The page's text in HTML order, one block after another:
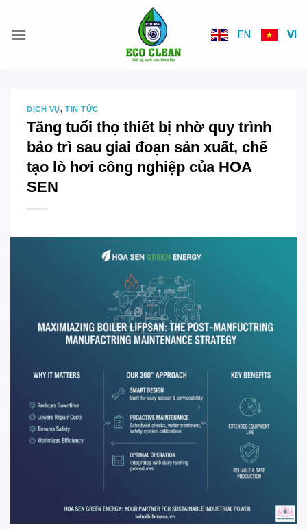
content
EN VI
DỊCH VỤ,TIN TỨC
Tăng tuổi thọ thiết bị nhờ quy trình
bảo trì sau giai đoạn sản xuất, chế
tạo lò hơi công nghiệp của HOA
SEN